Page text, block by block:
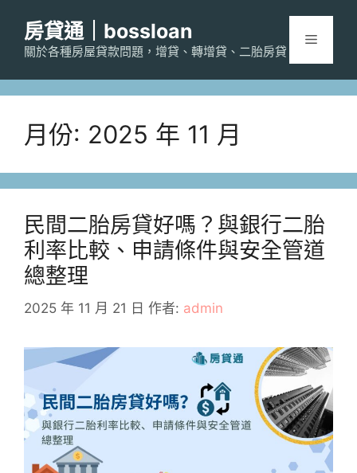
房貸通｜bossloan
關於各種房屋貸款問題，增貸、轉增貸、二胎房貸
選
月份: 2025 年 11 月
民間二胎房貸好嗎？與銀行二胎
利率比較、申請條件與安全管道
總整理
2025 年 11 月 21 日 作者: admin